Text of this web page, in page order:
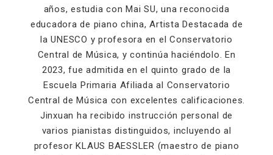
años, estudia con Mai SU, una reconocida
educadora de piano china, Artista Destacada de
la UNESCO y profesora en el Conservatorio
Central de Música, y continúa haciéndolo. En
2023, fue admitida en el quinto grado de la
Escuela Primaria Afiliada al Conservatorio
Central de Música con excelentes calificaciones.
Jinxuan ha recibido instrucción personal de
varios pianistas distinguidos, incluyendo al
profesor KLAUS BAESSLER (maestro de piano